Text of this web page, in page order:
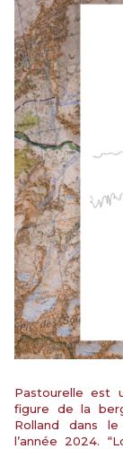
Pastourelle est
figure de la
Rolland dans
l’année 2024.